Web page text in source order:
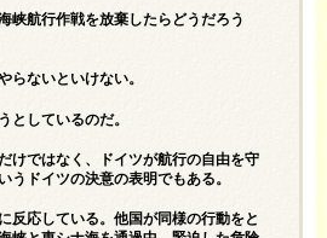
峡航行作戦を放棄したらどうだろう
らないといけない。
としているのだ。
けではなく、ドイツが航行の自由を守
うドイツの決意の表明でもある。
反応している。他国が同様の行動をと